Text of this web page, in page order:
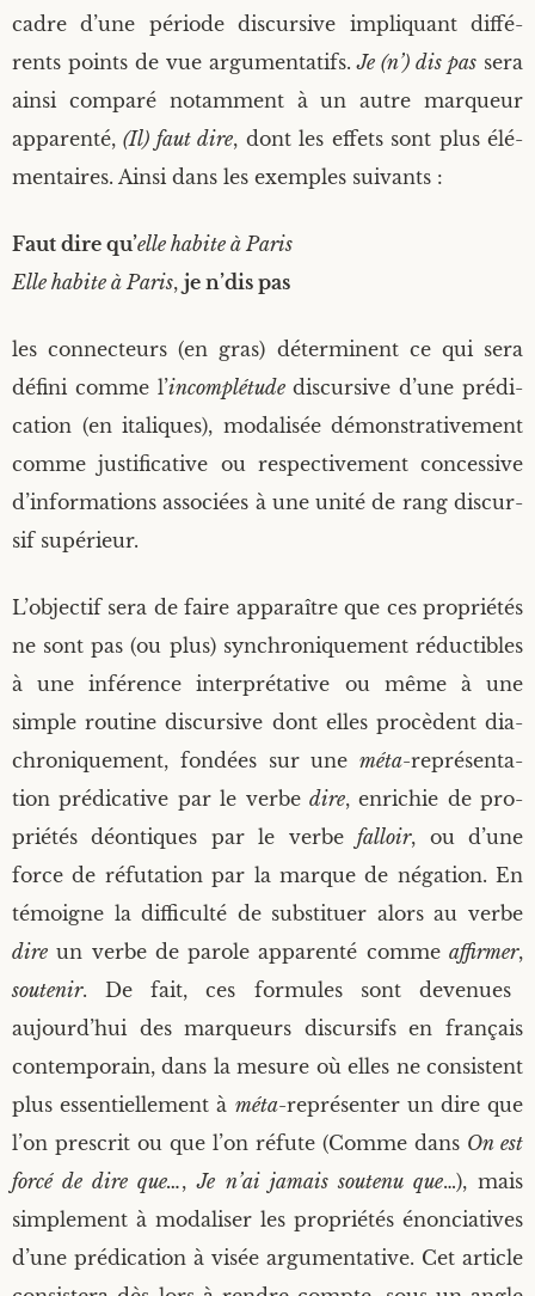
cadre d’une période dis­cur­sive impli­quant dif­fé­
rents points de vue argu­men­ta­tifs.Je (n’) dis pas sera
ain­si com­pa­ré notam­ment à un autre mar­queur
appa­ren­té,(Il) faut dire, dont les effets sont plus élé­
men­taires. Ain­si dans les exemples suivants :
Faut dire qu’elle habite à Paris
Elle habite à Paris, je n’dis pas
les connec­teurs (en gras) déter­minent ce qui sera
défi­ni comme l’incom­plé­tudedis­cur­sive d’une pré­di­
ca­tion (en ita­liques), moda­li­sée démons­tra­ti­ve­ment
comme jus­ti­fi­ca­tive ou res­pec­ti­ve­ment conces­sive
d’informations asso­ciées à une uni­té de rang dis­cur­
sif supérieur.
L’objectif sera de faire appa­raître que ces pro­prié­tés
ne sont pas (ou plus) syn­chro­ni­que­ment réduc­tibles
à une infé­rence inter­pré­ta­tive ou même à une
simple rou­tine dis­cur­sive dont elles pro­cèdent dia­
chro­ni­que­ment, fon­dées sur une méta-repré­sen­ta­
tion pré­di­ca­tive par le verbe dire, enri­chie de pro­
prié­tés déon­tiques par le verbefal­loir, ou d’une
force de réfu­ta­tion par la marque de néga­tion. En
témoigne la dif­fi­cul­té de sub­sti­tuer alors au verbe
dire un verbe de parole appa­ren­té comme affir­mer,
sou­te­nir. De fait, ces for­mules sont deve­nues
aujourd’hui des mar­queurs dis­cur­sifs en fran­çais
contem­po­rain, dans la mesure où elles ne consistent
plus essen­tiel­le­ment à méta-repré­sen­ter un dire que
l’on pres­crit ou que l’on réfute (Comme dans On est
for­cé de dire que…,Je n’ai jamais sou­te­nu que…), mais
sim­ple­ment à moda­li­ser les pro­prié­tés énon­cia­tives
d’une pré­di­ca­tion à visée argu­men­ta­tive. Cet article